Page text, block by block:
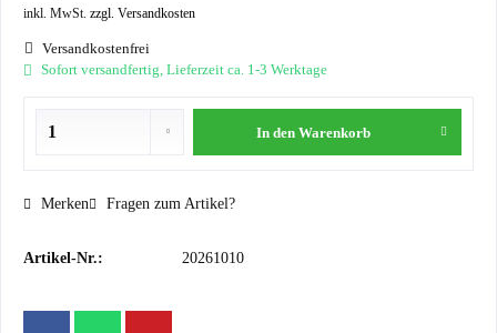
inkl. MwSt. zzgl. Versandkosten
Versandkostenfrei
Sofort versandfertig, Lieferzeit ca. 1-3 Werktage
In den Warenkorb
Merken Fragen zum Artikel?
Artikel-Nr.: 20261010